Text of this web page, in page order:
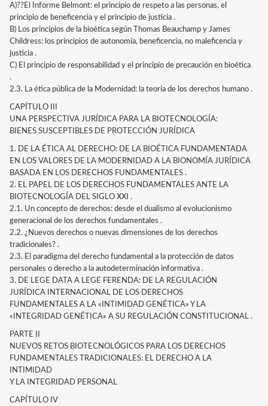
A)??El Informe Belmont: el principio de respeto a las personas, el
principio de beneficencia y el principio de justicia .
B) Los principios de la bioética según Thomas Beauchamp y James
Childress: los principios de autonomía, beneficencia, no maleficencia y
justicia .
C) El principio de responsabilidad y el principio de precaución en bioética
.
2.3. La ética pública de la Modernidad: la teoría de los derechos humano .
CAPÍTULO III
UNA PERSPECTIVA JURÍDICA PARA LA BIOTECNOLOGÍA:
BIENES SUSCEPTIBLES DE PROTECCIÓN JURÍDICA
1. DE LA ÉTICA AL DERECHO: DE LA BIOÉTICA FUNDAMENTADA
EN LOS VALORES DE LA MODERNIDAD A LA BIONOMÍA JURÍDICA
BASADA EN LOS DERECHOS FUNDAMENTALES .
2. EL PAPEL DE LOS DERECHOS FUNDAMENTALES ANTE LA
BIOTECNOLOGÍA DEL SIGLO XXI .
2.1. Un concepto de derechos: desde el dualismo al evolucionismo
generacional de los derechos fundamentales .
2.2. ¿Nuevos derechos o nuevas dimensiones de los derechos
tradicionales? .
2.3. El paradigma del derecho fundamental a la protección de datos
personales o derecho a la autodeterminación informativa .
3. DE LEGE DATA A LEGE FERENDA: DE LA REGULACIÓN
JURÍDICA INTERNACIONAL DE LOS DERECHOS
FUNDAMENTALES A LA «INTIMIDAD GENÉTICA» Y LA
«INTEGRIDAD GENÉTICA» A SU REGULACIÓN CONSTITUCIONAL .
PARTE II
NUEVOS RETOS BIOTECNOLÓGICOS PARA LOS DERECHOS
FUNDAMENTALES TRADICIONALES: EL DERECHO A LA
INTIMIDAD
Y LA INTEGRIDAD PERSONAL
CAPÍTULO IV